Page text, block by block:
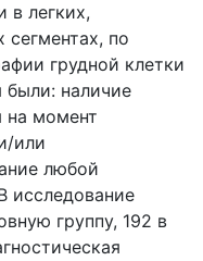
в легких,
по
грудной клетки
были: наличие
на момент
или
любой
исследование
группу, 192 в